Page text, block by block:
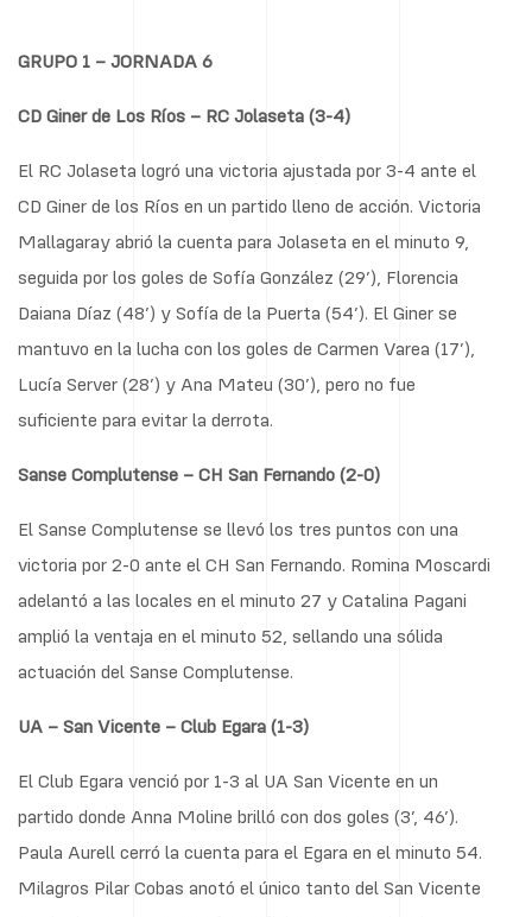
GRUPO 1 – JORNADA 6
CD Giner de Los Ríos – RC Jolaseta (3-4)
El RC Jolaseta logró una victoria ajustada por 3-4 ante el
CD Giner de los Ríos en un partido lleno de acción. Victoria
Mallagaray abrió la cuenta para Jolaseta en el minuto 9,
seguida por los goles de Sofía González (29’), Florencia
Daiana Díaz (48’) y Sofía de la Puerta (54’). El Giner se
mantuvo en la lucha con los goles de Carmen Varea (17’),
Lucía Server (28’) y Ana Mateu (30’), pero no fue
suficiente para evitar la derrota.
Sanse Complutense – CH San Fernando (2-0)
El Sanse Complutense se llevó los tres puntos con una
victoria por 2-0 ante el CH San Fernando. Romina Moscardi
adelantó a las locales en el minuto 27 y Catalina Pagani
amplió la ventaja en el minuto 52, sellando una sólida
actuación del Sanse Complutense.
UA – San Vicente – Club Egara (1-3)
El Club Egara venció por 1-3 al UA San Vicente en un
partido donde Anna Moline brilló con dos goles (3’, 46’).
Paula Aurell cerró la cuenta para el Egara en el minuto 54.
Milagros Pilar Cobas anotó el único tanto del San Vicente